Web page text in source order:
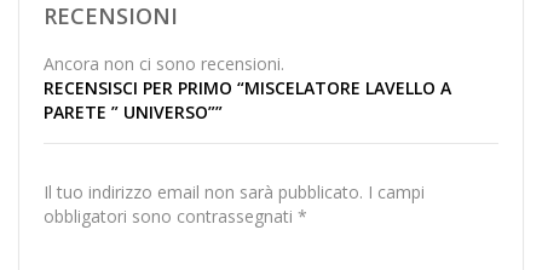
RECENSIONI
Ancora non ci sono recensioni.
RECENSISCI PER PRIMO “MISCELATORE LAVELLO A
PARETE ” UNIVERSO””
Il tuo indirizzo email non sarà pubblicato. I campi
obbligatori sono contrassegnati *